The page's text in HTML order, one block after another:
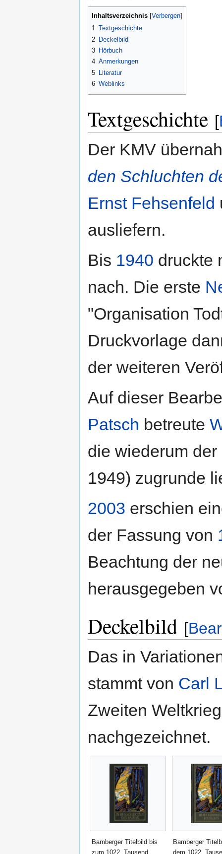
Inhaltsverzeichnis
1 Textgeschichte
2 Deckelbild
3 Hörbuch
4 Anmerkungen
5 Literatur
6 Weblinks
Textgeschichte [
Der KMV
den Schluchten
Ernst Fehsenfeld
ausliefern.
Bis 1940 druckte
nach. Die erste
"Organisation
Druckvorlage
der weiteren
Auf dieser
Patsch betreute
die wiederum der
1949) zugrunde
2003 erschien
der Fassung von
Beachtung der
herausgegeben
Deckelbild [
Das in
stammt von Carl
Zweiten
nachgezeichnet.
Bamberger Titelbild bis
zum 1022. Tausend
Bamberger
dem 1022.